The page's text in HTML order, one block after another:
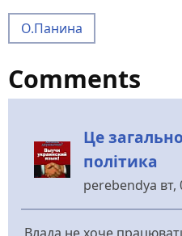
О.Панина
Comments
Це
політика
perebendya